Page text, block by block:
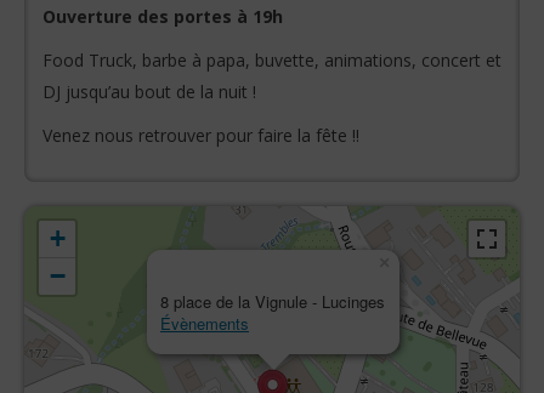
Ouverture des portes à 19h
Food Truck, barbe à papa, buvette, animations, concert et
DJ jusqu’au bout de la nuit !
Venez nous retrouver pour faire la fête !!
8 place de la Vignule - Lucinges
Évènements
+
−